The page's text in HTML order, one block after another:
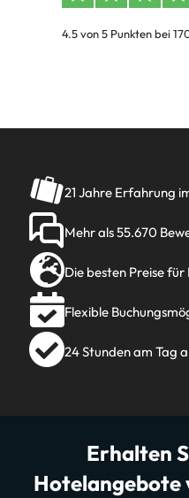
4.5 von 5 Punkten bei
21 Jahre Erfahrung
Mehr als 55.670
Die besten Preise
Flexible
24 Stunden am Tag
Erhalten
Hotelangebote